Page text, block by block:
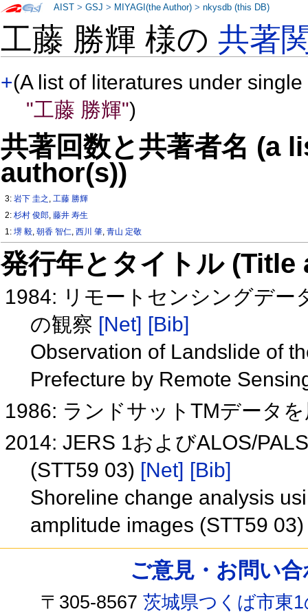
工藤 勝輝 様の共著
+(A list of literatures under
"工藤 勝輝")
共著回数と共著者名 (a
author(s))
3:岩下 圭之 ,工藤 勝輝
2:杉村 俊郎,藤井 寿生
1:堺 毅,朝香 智仁,西川 肇,青山 定敬
発行年とタイトル
1984: リモートセンシングデー
の観察 [Net] [Bib]
Observation of Landslide of
Prefecture by Remote
1986: ランドサットTMデータ
2014: JERS 1およびALOS/
(STT59 03) [Net] [Bib]
Shoreline change analysis
amplitude images (STT59
AIST >GSJ > MIYAGI(the Author) >nkysdb (this DB)
ご意見・お問い
〒305-8567茨城県つくば市東